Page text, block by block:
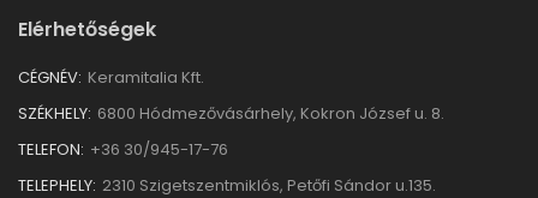
Elérhetőségek
CÉGNÉV: Keramitalia Kft.
SZÉKHELY: 6800 Hódmezővásárhely, Kokron József u. 8.
TELEFON: +36 30/945-17-76
TELEPHELY: 2310 Szigetszentmiklós, Petőfi Sándor u.135.